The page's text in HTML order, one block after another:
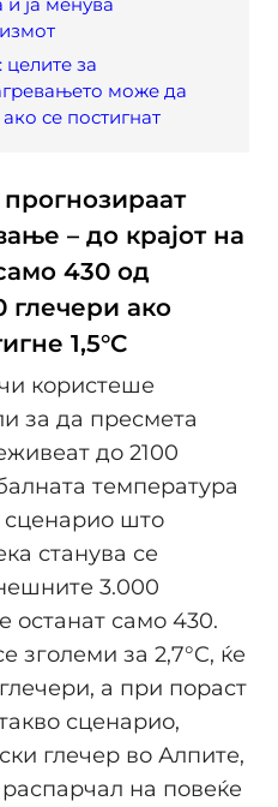
за
може да
се постигнат
– до крајот на
430 од
глечери ако
1,5°C
користеше
за да пресмета
до 2100
температура
сценарио што
станува се
3.000
останат само 430.
зголеми за 2,7°C, ќе
а при пораст
сценарио,
глечер во Алпите,
на повеќе